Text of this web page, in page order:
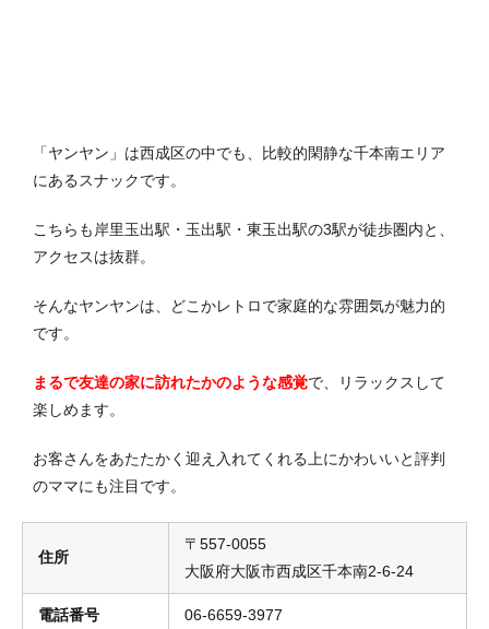
「ヤンヤン」は西成区の中でも、比較的閑静な千本南エリア
にあるスナックです。
こちらも岸里玉出駅・玉出駅・東玉出駅の3駅が徒歩圏内と、
アクセスは抜群。
そんなヤンヤンは、どこかレトロで家庭的な雰囲気が魅力的
です。
まるで友達の家に訪れたかのような感覚で、リラックスして
楽しめます。
お客さんをあたたかく迎え入れてくれる上にかわいいと評判
のママにも注目です。
住所
〒557-0055
大阪府大阪市西成区千本南2-6-24
電話番号 06-6659-3977